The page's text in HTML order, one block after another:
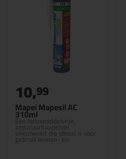
Mapei Mapesil AC
310ml
Een oplosmiddelvrije,
azijnzuurhoudende
siliconenkit die ideaal is voor
gebruik binnen- en
buitenshuis
10,99